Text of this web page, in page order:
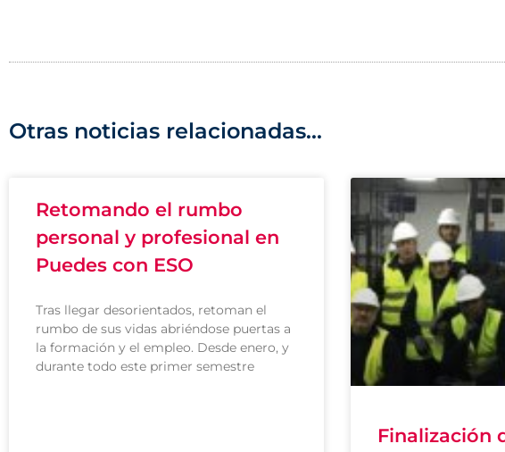
Otras noticias relacionadas...
Retomando el rumbo
personal y profesional en
Puedes con ESO
Tras llegar desorientados, retoman el
rumbo de sus vidas abriéndose puertas a
la formación y el empleo. Desde enero, y
durante todo este primer semestre
Finalización